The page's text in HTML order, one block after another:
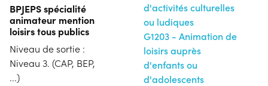
BPJEPS spécialité
animateur mention
loisirs tous publics
Niveau de sortie :
Niveau 3. (CAP, BEP,
...)
d'activités culturelles
ou ludiques
G1203 - Animation de
loisirs auprès
d'enfants ou
d'adolescents